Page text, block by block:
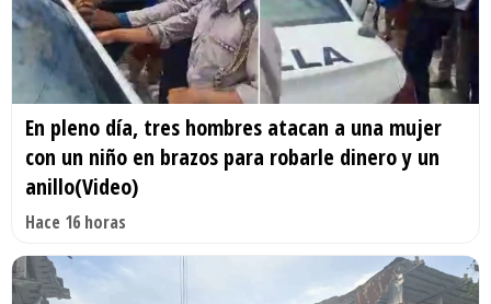
En pleno día, tres hombres atacan a una mujer
con un niño en brazos para robarle dinero y un
anillo(Video)
Hace 16 horas